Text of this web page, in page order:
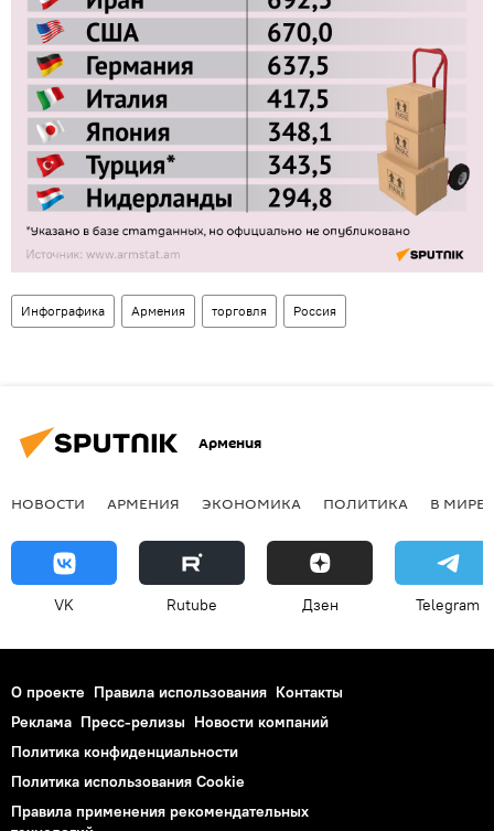
Инфографика Армения торговля Россия
Армения
НОВОСТИ АРМЕНИЯ ЭКОНОМИКА ПОЛИТИКА В МИРЕ
VK Rutube Дзен Telegram
О проекте Правила использования Контакты
Реклама Пресс-релизы Новости компаний
Политика конфиденциальности
Политика использования Cookie
Правила применения рекомендательных